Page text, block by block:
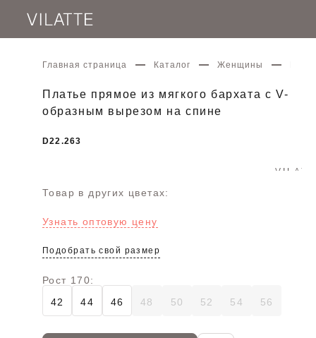
Главная страница Каталог Женщины
Платье прямое из мягкого бархата с V-
образным вырезом на спине
D22.263
Товар в других цветах:
Узнать оптовую цену
Подобрать свой размер
Рост 170:
42
44 46 48 50 52 54 56